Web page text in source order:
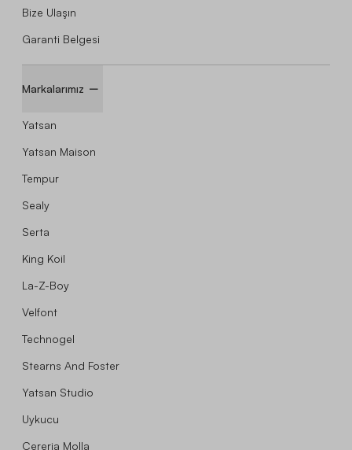
Bize Ulaşın
Garanti Belgesi
Markalarımız
Yatsan
Yatsan Maison
Tempur
Sealy
Serta
King Koil
La-Z-Boy
Velfont
Technogel
Stearns And Foster
Yatsan Studio
Uykucu
Cereria Molla